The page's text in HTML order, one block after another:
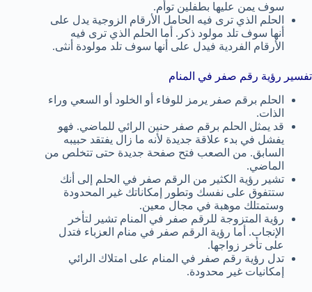
سوف يمن عليها بطفلين توأم.
الحلم الذي ترى فيه الحامل الأرقام الزوجية يدل على
أنها سوف تلد مولود ذكر. أما الحلم الذي ترى فيه
الأرقام الفردية فيدل على أنها سوف تلد مولودة أنثى.
تفسير رؤية رقم صفر في المنام
الحلم برقم صفر يرمز للوفاء أو الخلود أو السعي وراء
الذات.
قد يمثل الحلم برقم صفر حنين الرائي للماضي. فهو
يفشل في بدء علاقة جديدة لأنه ما زال يفتقد حبيبه
السابق. من الصعب فتح صفحة جديدة حتى تتخلص من
الماضي.
تشير رؤية الكثير من الرقم صفر في الحلم إلى أنك
ستتفوق على نفسك وتطور إمكاناتك غير المحدودة
وستمتلك موهبة في مجال معين.
رؤية المتزوجة للرقم صفر في المنام تشير لتأخر
الإنجاب. أما رؤية الرقم صفر في منام العزباء فتدل
على تأخر زواجها.
تدل رؤية رقم صفر في المنام على امتلاك الرائي
إمكانيات غير محدودة.